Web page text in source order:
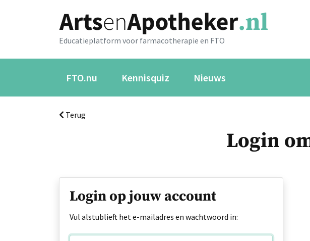
Educatieplatform voor farmacotherapie en FTO
FTO.nu Kennisquiz Nieuws
Terug
Login
Login op jouw account
Vul alstublieft het e-mailadres en wachtwoord in: